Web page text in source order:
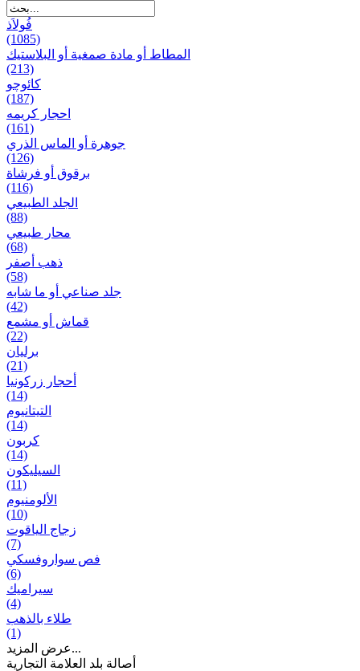
فُولاَذ
(1085)
المطاط أو مادة صمغية أو البلاستيك
(213)
کائوچو
(187)
احجار کریمه
(161)
جوهرة أو الماس الذري
(126)
برقوق أو فرشاة
(116)
الجلد الطبيعي
(88)
محار طبيعي
(68)
ذهب أصفر
(58)
جلد صناعي أو ما شابه
(42)
قماش أو مشمع
(22)
برلیان
(21)
أحجار زركونيا
(14)
التيتانيوم
(14)
كربون
(14)
السيليكون
(11)
الألومنيوم
(10)
زجاج الياقوت
(7)
فص سواروفسكي
(6)
سيراميك
(4)
طلاء بالذهب
(1)
عرض المزيد...
أصالة بلد العلامة التجارية